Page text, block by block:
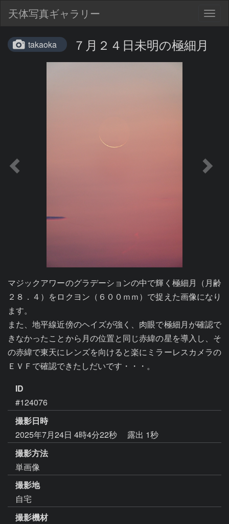
天体写真ギャラリー
takaoka ７月２４日未明の極細月
マジックアワーのグラデーションの中で輝く極細月（月齢
２８．４）をロクヨン（６００ｍｍ）で捉えた画像になり
ます。
また、地平線近傍のヘイズが強く、肉眼で極細月が確認で
きなかったことから月の位置と同じ赤緯の星を導入し、そ
の赤緯で東天にレンズを向けると楽にミラーレスカメラの
ＥＶＦで確認できたしだいです・・・。
ID
#124076
撮影日時
2025年7月24日 4時4分22秒
露出 1秒
撮影方法
単画像
撮影地
自宅
撮影機材